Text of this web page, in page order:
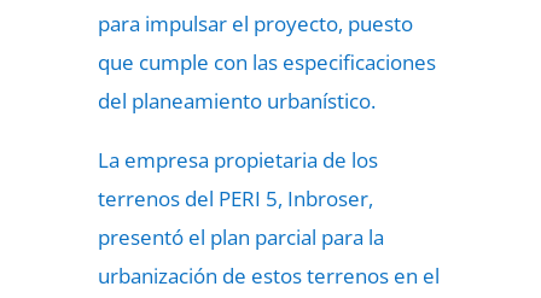
para impulsar el proyecto, puesto
que cumple con las especificaciones
del planeamiento urbanístico.
La empresa propietaria de los
terrenos del PERI 5, Inbroser,
presentó el plan parcial para la
urbanización de estos terrenos en el